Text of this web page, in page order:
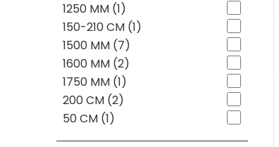
1250 MM (1)
150-210 CM (1)
1500 MM (7)
1600 MM (2)
1750 MM (1)
200 CM (2)
50 CM (1)